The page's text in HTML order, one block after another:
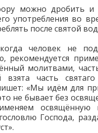
можно дробить и
употребления во
после святой
человек не
рекомендуется
молитвами,
взята часть
«Мы идём для
не бывает без
Господа,